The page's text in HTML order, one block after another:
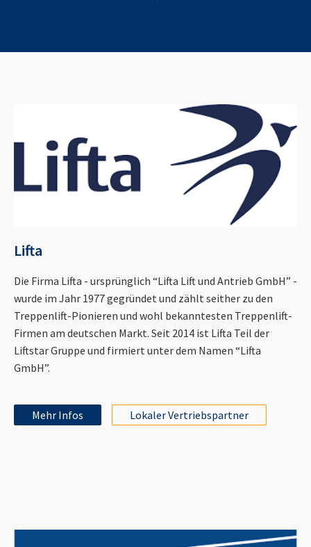
Lifta
Die Firma Lifta - ursprünglich “Lifta Lift und Antrieb GmbH” -
wurde im Jahr 1977 gegründet und zählt seither zu den
Treppenlift-Pionieren und wohl bekanntesten Treppenlift-
Firmen am deutschen Markt. Seit 2014 ist Lifta Teil der
Liftstar Gruppe und firmiert unter dem Namen “Lifta
GmbH”.
Mehr Infos Lokaler Vertriebspartner